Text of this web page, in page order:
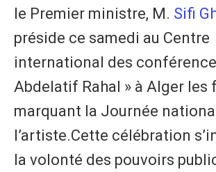
le Premier ministre, M. Sifi
préside ce samedi au Centre
international des
Abdelatif Rahal » à Alger les
marquant la Journée
l’artiste.Cette célébration
la volonté des pouvoirs